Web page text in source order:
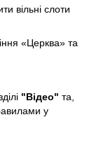
вільні слоти
«Церква» та
"Відео" та,
у